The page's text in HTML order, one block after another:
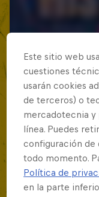
Este sitio web
cuestiones
usarán cookies
de terceros) o
mercadotecnia y
línea. Puedes
configuración de
todo momento.
Política de
en la parte